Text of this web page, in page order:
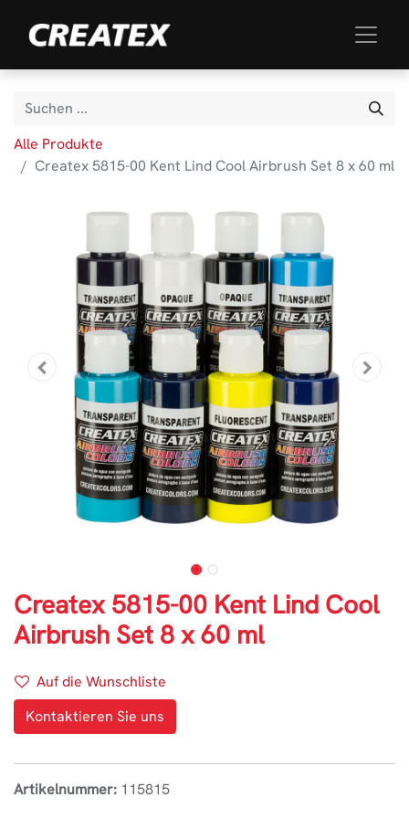
Alle Produkte
Createx 5815-00 Kent Lind Cool Airbrush Set 8 x 60 ml
Createx 5815-00 Kent Lind Cool
Airbrush Set 8 x 60 ml
Auf die Wunschliste
Kontaktieren Sie uns
Artikelnummer: 115815